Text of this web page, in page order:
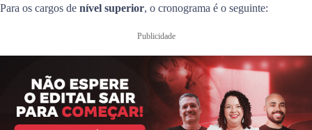
Para os cargos de nível superior, o cronograma é o seguinte:
Publicidade